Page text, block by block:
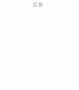
広告